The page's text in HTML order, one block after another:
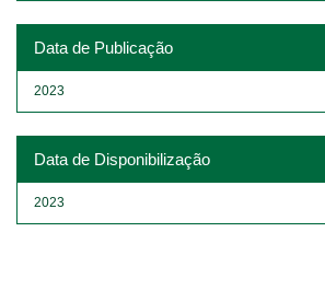
Data de Publicação
2023
Data de Disponibilização
2023